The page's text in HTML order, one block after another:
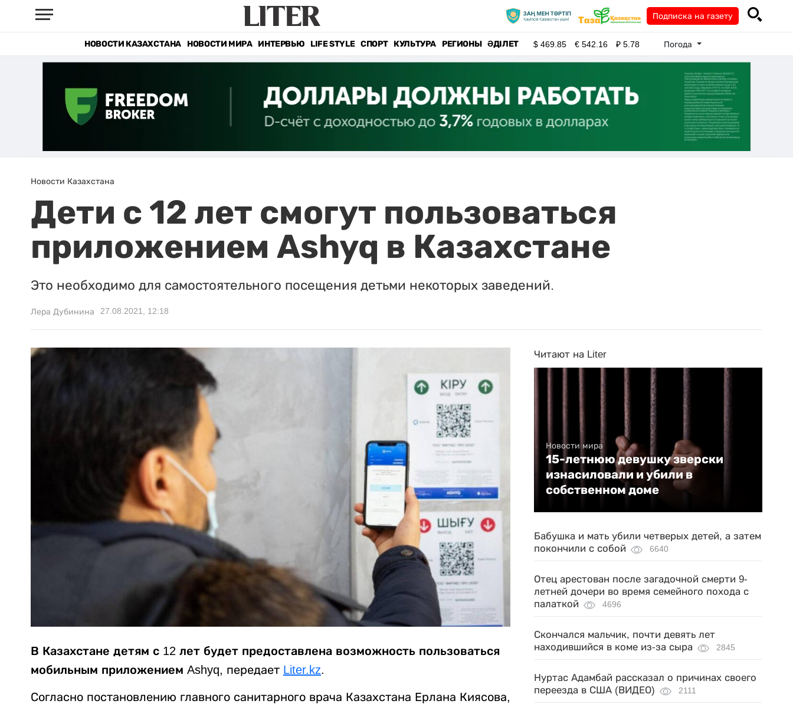
Подписка на газету
НОВОСТИ КАЗАХСТАНА НОВОСТИ МИРА ИНТЕРВЬЮ LIFE STYLE СПОРТ КУЛЬТУРА РЕГИОНЫ ӘДІЛЕТ $469.85 €542.16 ₽5.78 Погода
Новости Казахстана
Дети с 12 лет смогут пользоваться
приложением Ashyq в Казахстане
Это необходимо для самостоятельного посещения детьми некоторых заведений.
Лера Дубинина 27.08.2021, 12:18
В Казахстане детям с 12 лет будет предоставлена возможность пользоваться
мобильным приложением Ashyq, передает Liter.kz.
Согласно постановлению главного санитарного врача Казахстана Ерлана Киясова,
Читают на Liter
Новости мира
15-летнюю девушку зверски
изнасиловали и убили в
собственном доме
Бабушка и мать убили четверых детей, а затем
покончили с собой
6640
Отец арестован после загадочной смерти 9-
летней дочери во время семейного похода с
палаткой
4696
Скончался мальчик, почти девять лет
находившийся в коме из-за сыра
2845
Нуртас Адамбай рассказал о причинах своего
переезда в США (ВИДЕО)
2111